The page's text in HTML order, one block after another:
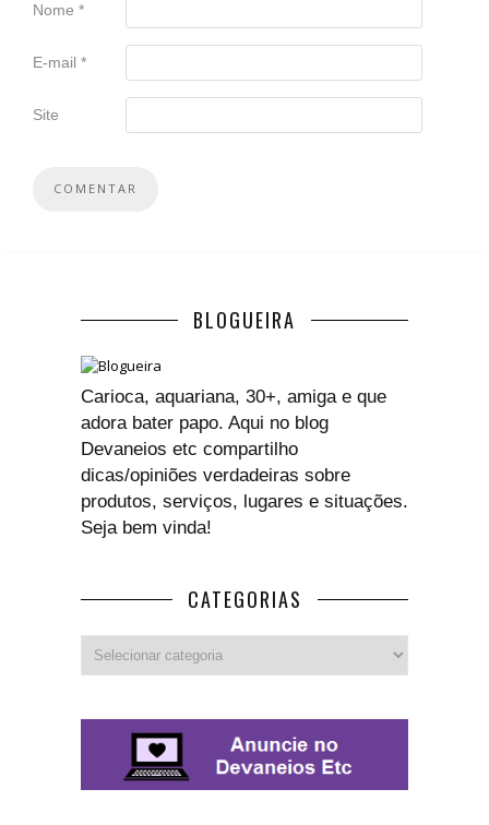
Nome *
E-mail *
Site
BLOGUEIRA
Carioca, aquariana, 30+, amiga e que
adora bater papo. Aqui no blog
Devaneios etc compartilho
dicas/opiniões verdadeiras sobre
produtos, serviços, lugares e situações.
Seja bem vinda!
CATEGORIAS